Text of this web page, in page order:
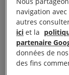
Les lois
principe de
international.
navigation
autres
ici et la
partenaire
données de
des fins